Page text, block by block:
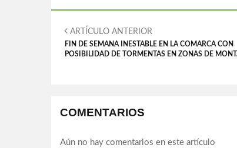
ARTÍCULO ANTERIOR
FIN DE SEMANA INESTABLE EN LA COMARCA CON
POSIBILIDAD DE TORMENTAS EN ZONAS DE
COMENTARIOS
Aún no hay comentarios en este artículo